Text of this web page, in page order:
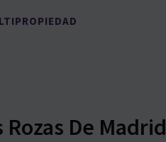
De Madrid